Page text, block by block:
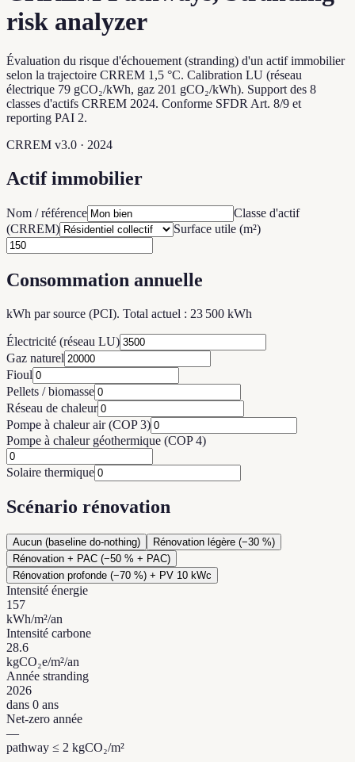
risk analyzer
Évaluation du risque d'échouement (stranding) d'un actif immobilier
selon la trajectoire CRREM 1,5 °C. Calibration LU (réseau
électrique 79 gCO₂/kWh, gaz 201 gCO₂/kWh). Support des 8
classes d'actifs CRREM 2024. Conforme SFDR Art. 8/9 et
reporting PAI 2.
CRREM v3.0 · 2024
Actif immobilier
Nom / référence
Classe d'actif
(CRREM)
Surface utile (m²)
Consommation annuelle
kWh par source (PCI). Total actuel : 23 500 kWh
Électricité (réseau LU)
Gaz naturel
Fioul
Pellets / biomasse
Réseau de chaleur
Pompe à chaleur air (COP 3)
Pompe à chaleur géothermique (COP 4)
Solaire thermique
Scénario rénovation
Aucun (baseline do-nothing)
Rénovation légère (−30 %)
Rénovation + PAC (−50 % + PAC)
Rénovation profonde (−70 %) + PV 10 kWc
Intensité énergie
157
kWh/m²/an
Intensité carbone
28.6
kgCO₂e/m²/an
Année stranding
2026
dans 0 ans
Net-zero année
—
pathway ≤ 2 kgCO₂/m²